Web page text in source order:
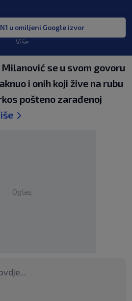
u omiljeni Google izvor
Više
se u svom govoru
i onih koji žive na rubu
pošteno zarađenoj
Oglas